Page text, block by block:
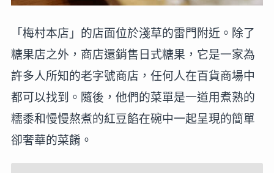
「梅村本店」的店面位於淺草的雷門附近。除了
糖果店之外，商店還銷售日式糖果，它是一家為
許多人所知的老字號商店，任何人在百貨商場中
都可以找到。隨後，他們的菜單是一道用煮熟的
糯黍和慢慢熬煮的紅豆餡在碗中一起呈現的簡單
卻奢華的菜餚。